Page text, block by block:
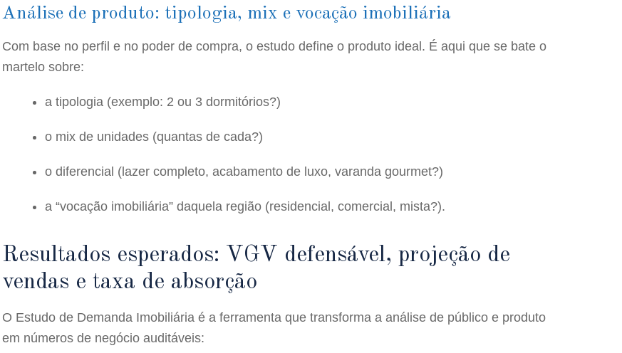
Análise de produto: tipologia, mix e vocação imobiliária
Com base no perfil e no poder de compra, o estudo define o produto ideal. É aqui que se bate o
martelo sobre:
a tipologia (exemplo: 2 ou 3 dormitórios?)
o mix de unidades (quantas de cada?)
o diferencial (lazer completo, acabamento de luxo, varanda gourmet?)
a “vocação imobiliária” daquela região (residencial, comercial, mista?).
Resultados esperados: VGV defensável, projeção de
vendas e taxa de absorção
O Estudo de Demanda Imobiliária é a ferramenta que transforma a análise de público e produto
em números de negócio auditáveis: